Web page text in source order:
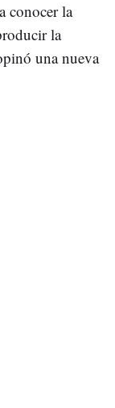
conocer la
la
una nueva